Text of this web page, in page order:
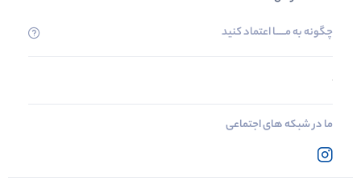
چگونه به مــــــا اعتماد کنید
ما در شبکه های اجتماعی